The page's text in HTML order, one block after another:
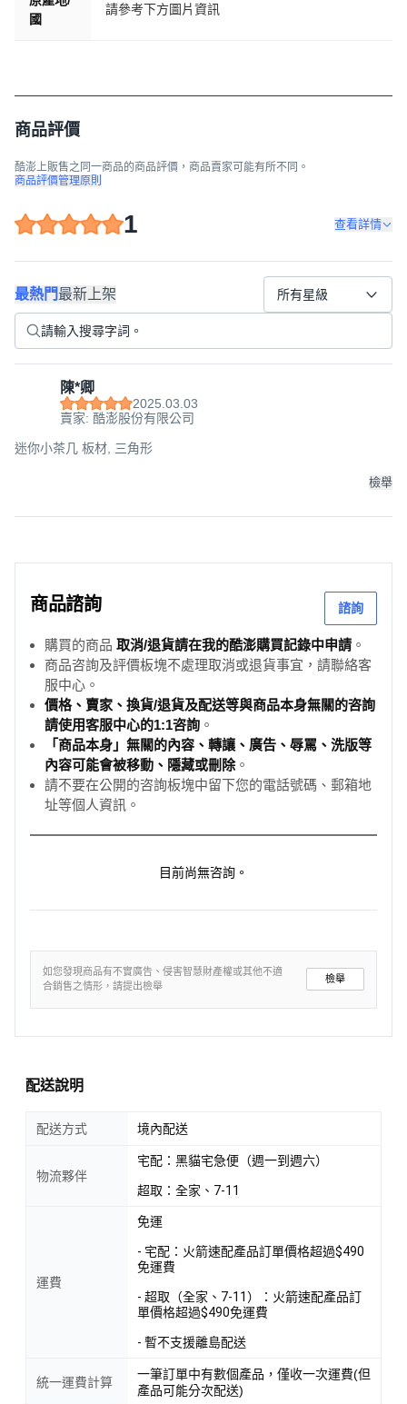
國
請參考下方圖片資訊
商品評價
酷澎上販售之同一商品的商品評價，商品賣家可能有所不同。
商品評價管理原則
1 查看詳情
最熱門最新上架 所有星級
陳*卿
2025.03.03
賣家: 酷澎股份有限公司
迷你小茶几 板材, 三角形
檢舉
商品諮詢 諮詢
購買的商品 取消/退貨請在我的酷澎購買記錄中申請 。
商品咨詢及評價板塊不處理取消或退貨事宜，請聯絡客
服中心。
價格、賣家、換貨/退貨及配送等與商品本身無關的咨詢
請使用客服中心的1:1咨詢 。
「商品本身」無關的內容、轉讓、廣告、辱罵、洗版等
內容可能會被移動、隱藏或刪除。
請不要在公開的咨詢板塊中留下您的電話號碼、郵箱地
址等個人資訊。
目前尚無咨詢。
如您發現商品有不實廣告、侵害智慧財產權或其他不適
合銷售之情形，請提出檢舉
檢舉
配送說明
配送方式 境內配送
物流夥伴
宅配：黑貓宅急便（週一到週六）
超取：全家、7-11
運費
免運
- 宅配：火箭速配產品訂單價格超過$490
免運費
- 超取（全家、7-11）：火箭速配產品訂
單價格超過$490免運費
- 暫不支援離島配送
統一運費計算
一筆訂單中有數個產品，僅收一次運費(但
產品可能分次配送)